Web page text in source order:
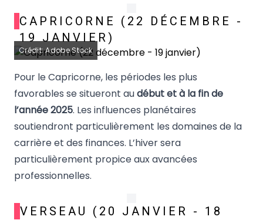
CAPRICORNE (22 DÉCEMBRE -
19 JANVIER)
Crédit: Adobe Stock
Pour le Capricorne, les périodes les plus
favorables se situeront audébut et à la fin de
l’année 2025. Les influences planétaires
soutiendront particulièrement les domaines de la
carrière et des finances. L’hiver sera
particulièrement propice aux avancées
professionnelles.
VERSEAU (20 JANVIER - 18